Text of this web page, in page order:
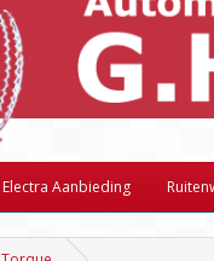
Electra Aanbieding